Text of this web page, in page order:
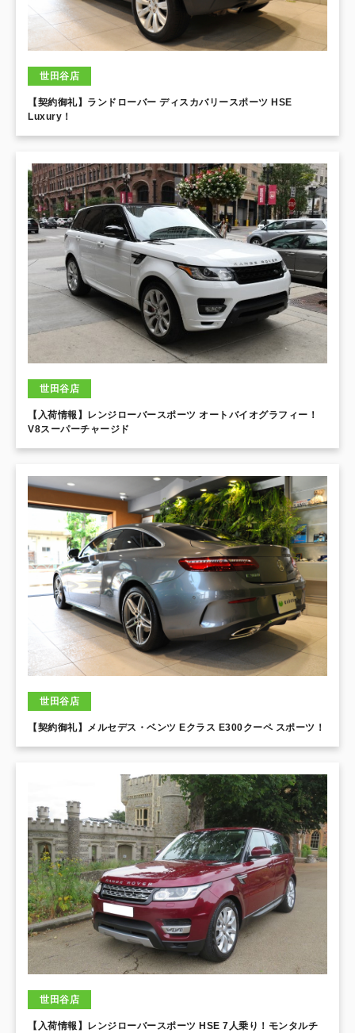
世田谷店
【契約御礼】ランドローバー ディスカバリースポーツ HSE
Luxury！
世田谷店
【入荷情報】レンジローバースポーツ オートバイオグラフィー！
V8スーパーチャージド
世田谷店
【契約御礼】メルセデス・ベンツ Eクラス E300クーペ スポーツ！
世田谷店
【入荷情報】レンジローバースポーツ HSE 7人乗り！モンタルチ